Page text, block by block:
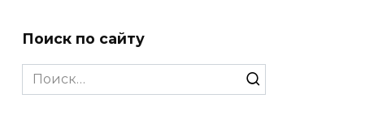
Поиск по сайту
Search
for: